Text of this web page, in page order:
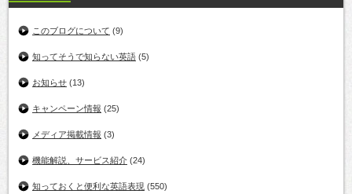
このブログについて (9)
知ってそうで知らない英語 (5)
お知らせ (13)
キャンペーン情報 (25)
メディア掲載情報 (3)
機能解説、サービス紹介 (24)
知っておくと便利な英語表現 (550)